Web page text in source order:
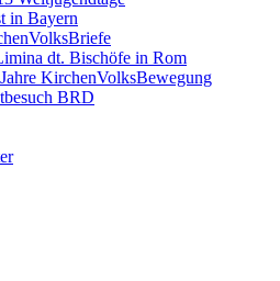
in Bayern
dt. Bischöfe in Rom
KirchenVolksBewegung
BRD